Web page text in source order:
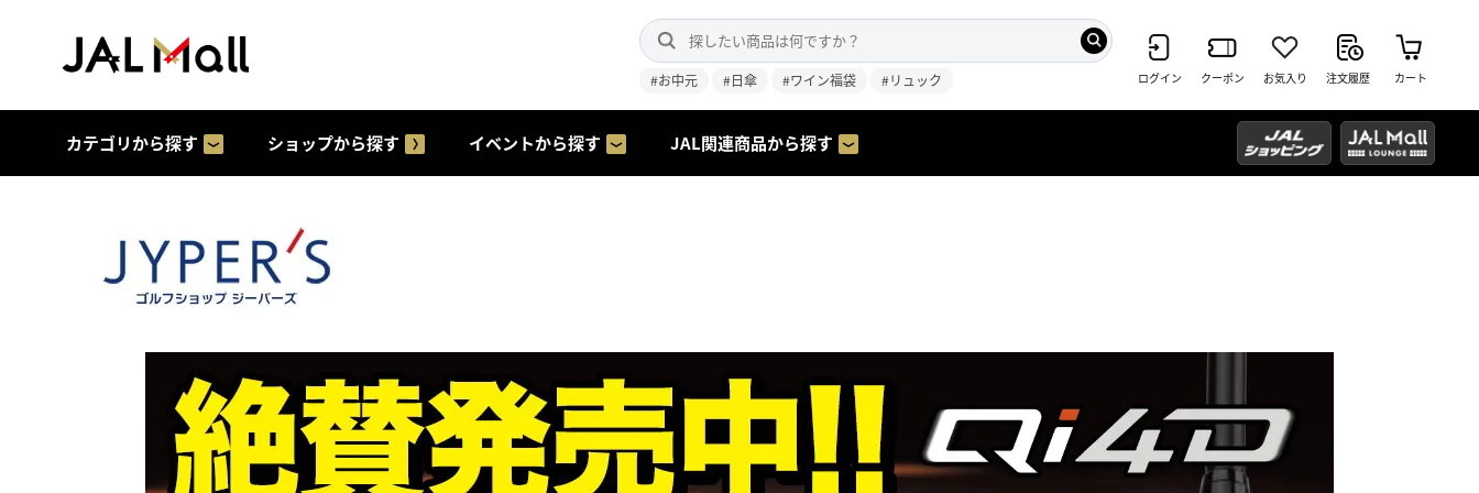
#お中元 #日傘 #ワイン福袋 #リュック ログイン クーポン お気入り 注文履歴 カート
カテゴリから探す ショップから探す イベントから探す JAL関連商品から探す